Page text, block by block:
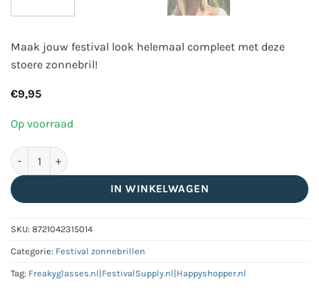
Maak jouw festival look helemaal compleet met deze
stoere zonnebril!
€9,95
Op voorraad
Glanzende classic zonnebril zwart met randloos montuur -
IN WINKELWAGEN
SKU: 8721042315014
Categorie: Festival zonnebrillen
Tag: Freakyglasses.nl|FestivalSupply.nl|Happyshopper.nl